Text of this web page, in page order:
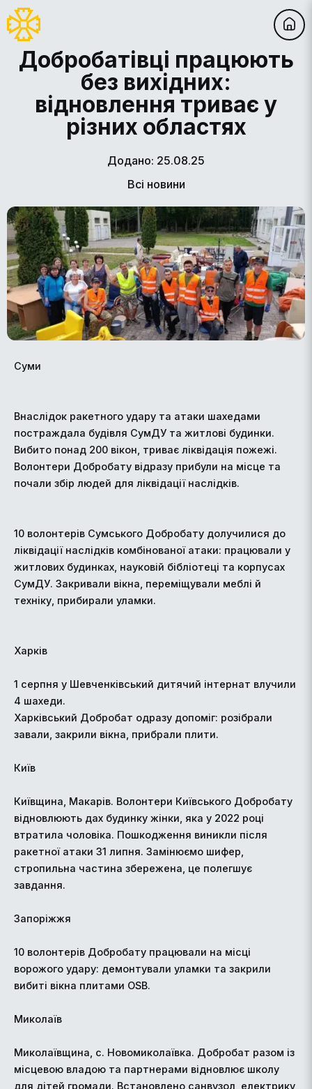
Добробатівці працюють
без вихідних:
відновлення триває у
різних областях
Додано: 25.08.25
Всі новини
Суми
Внаслідок ракетного удару та атаки шахедами
постраждала будівля СумДУ та житлові будинки.
Вибито понад 200 вікон, триває ліквідація пожежі.
Волонтери Добробату відразу прибули на місце та
почали збір людей для ліквідації наслідків.
10 волонтерів Сумського Добробату долучилися до
ліквідації наслідків комбінованої атаки: працювали у
житлових будинках, науковій бібліотеці та корпусах
СумДУ. Закривали вікна, переміщували меблі й
техніку, прибирали уламки.
Харків
1 серпня у Шевченківський дитячий інтернат влучили
4 шахеди.
Харківський Добробат одразу допоміг: розібрали
завали, закрили вікна, прибрали плити.
Київ
Київщина, Макарів. Волонтери Київського Добробату
відновлюють дах будинку жінки, яка у 2022 році
втратила чоловіка. Пошкодження виникли після
ракетної атаки 31 липня. Замінюємо шифер,
стропильна частина збережена, це полегшує
завдання.
Запоріжжя
10 волонтерів Добробату працювали на місці
ворожого удару: демонтували уламки та закрили
вибиті вікна плитами OSB.
Миколаїв
Миколаївщина, с. Новомиколаївка. Добробат разом із
місцевою владою та партнерами відновлює школу
для дітей громади. Встановлено санвузол, електрику,